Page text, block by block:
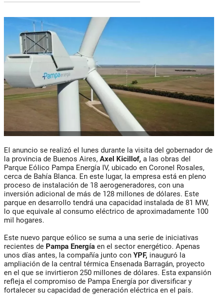
El anuncio se realizó el lunes durante la visita del gobernador de
la provincia de Buenos Aires, Axel Kicillof, a las obras del
Parque Eólico Pampa Energía IV, ubicado en Coronel Rosales,
cerca de Bahía Blanca. En este lugar, la empresa está en pleno
proceso de instalación de 18 aerogeneradores, con una
inversión adicional de más de 128 millones de dólares. Este
parque en desarrollo tendrá una capacidad instalada de 81 MW,
lo que equivale al consumo eléctrico de aproximadamente 100
mil hogares.
Este nuevo parque eólico se suma a una serie de iniciativas
recientes de Pampa Energía en el sector energético. Apenas
unos días antes, la compañía junto con YPF, inauguró la
ampliación de la central térmica Ensenada Barragán, proyecto
en el que se invirtieron 250 millones de dólares. Esta expansión
refleja el compromiso de Pampa Energía por diversificar y
fortalecer su capacidad de generación eléctrica en el país.